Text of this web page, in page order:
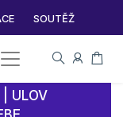
SOUTĚŽ
| ULOV